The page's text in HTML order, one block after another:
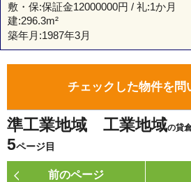
敷・保:保証金12000000円 / 礼:1か月
建:296.3m²
築年月:1987年3月
チェックした物件を問
準工業地域 工業地域の貸
5ページ目
前のページ